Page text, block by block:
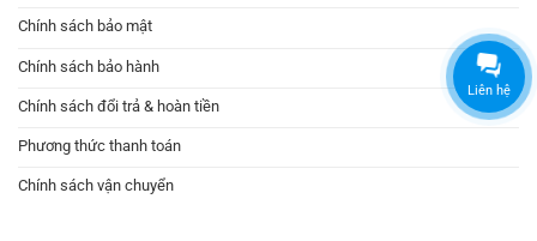
Chính sách bảo mật
Chính sách bảo hành
Chính sách đổi trả & hoàn tiền
Phương thức thanh toán
Chính sách vận chuyển
Liên hệ